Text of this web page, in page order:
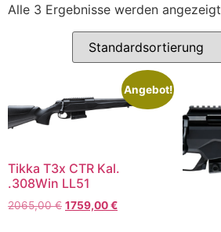
Alle 3 Ergebnisse werden angezeigt
Angebot!
Tikka T3x CTR Kal.
.308Win LL51
2065,00€ 1759,00€